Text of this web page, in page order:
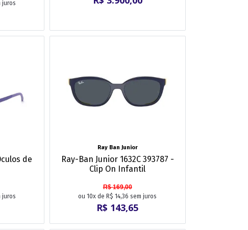
juros
de
juros
Ray Ban Junior
Ray-Ban Junior 1632C 393787 -
Clip On Infantil
R$ 169,00
ou 10x de R$ 14,36 sem juros
R$ 143,65